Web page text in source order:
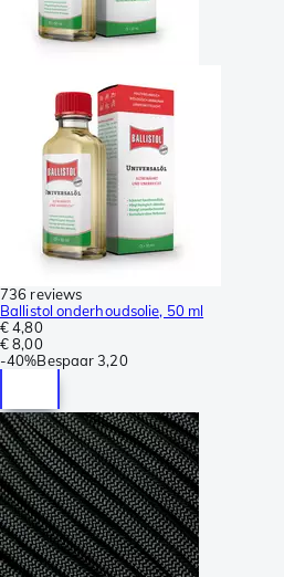
736 reviews
Ballistol onderhoudsolie, 50 ml
€ 4,80
€ 8,00
-40%Bespaar 3,20